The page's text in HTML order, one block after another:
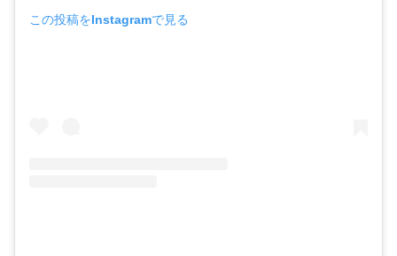
この投稿をInstagramで見る